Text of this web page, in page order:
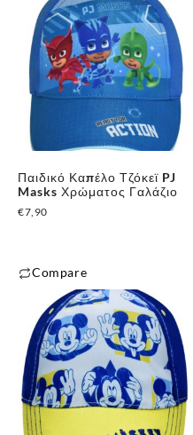
προϊόν
έχει
πολλαπλές
παραλλαγές.
Οι
επιλογές
να
επιλεγούν
του
προϊόντος
Παιδικό Καπέλο Τζόκεϊ PJ
Masks Χρώματος Γαλάζιο
€7,90
Compare
προϊόν
έχει
πολλαπλές
παραλλαγές.
Οι